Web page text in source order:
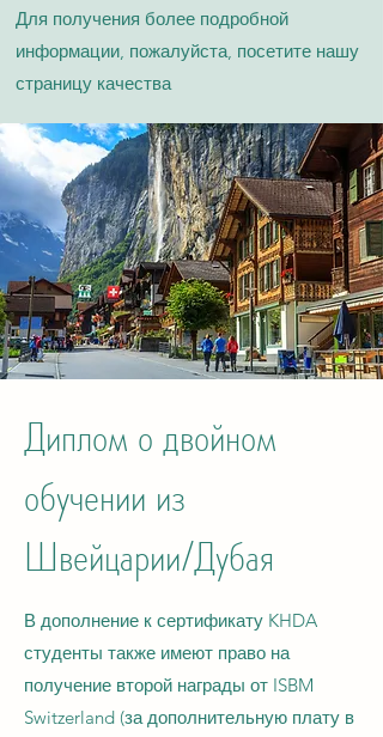
Для получения более подробной
информации, пожалуйста, посетите нашу
страницу качества​
Диплом о двойном
обучении из
Швейцарии/Дубая
В дополнение к сертификату KHDA
студенты также имеют право на
получение второй награды от ISBM
Switzerland (за дополнительную плату в